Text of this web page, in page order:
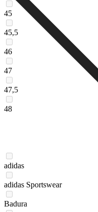
45
45,5
46
47
47,5
48
adidas
adidas Sportswear
Badura